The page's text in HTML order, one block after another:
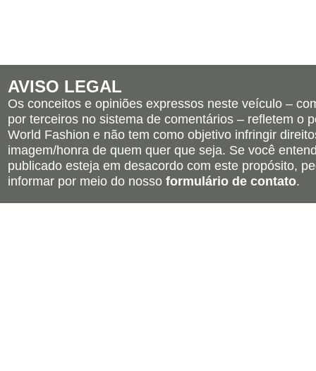
AVISO LEGAL
Os conceitos e opiniões expressos neste veículo –
por terceiros no sistema de comentários – refletem o
World Fashion e não tem como objetivo infringir
imagem/honra de quem quer que seja. Se você
publicado esteja em desacordo com este propósito,
informar por meio do nosso formulário de contato.